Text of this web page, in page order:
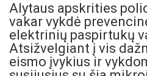
Alytaus apskrities
vakar vykdė
elektrinių paspirtukų
Atsižvelgiant į vis
eismo įvykius ir